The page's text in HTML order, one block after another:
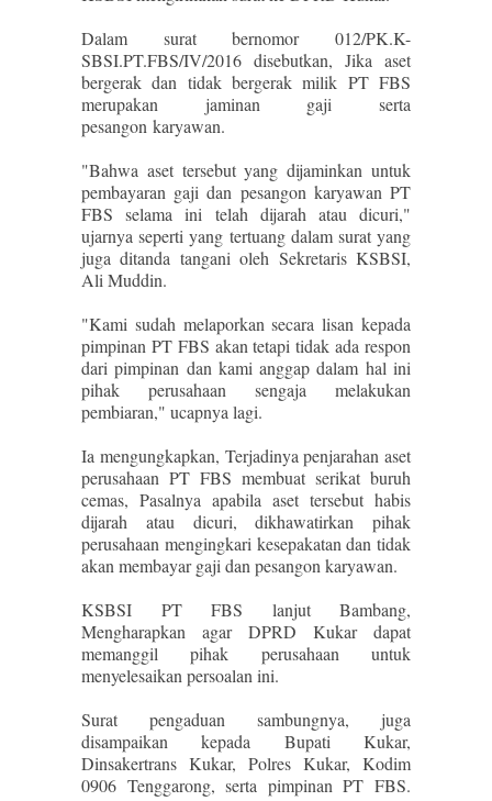
Dalam surat bernomor 012/PK.K-
SBSI.PT.FBS/IV/2016 disebutkan, Jika aset
bergerak dan tidak bergerak milik PT FBS
merupakan jaminan gaji serta
pesangon karyawan.
"Bahwa aset tersebut yang dijaminkan untuk
pembayaran gaji dan pesangon karyawan PT
FBS selama ini telah dijarah atau dicuri,"
ujarnya seperti yang tertuang dalam surat yang
juga ditanda tangani oleh Sekretaris KSBSI,
Ali Muddin.
"Kami sudah melaporkan secara lisan kepada
pimpinan PT FBS akan tetapi tidak ada respon
dari pimpinan dan kami anggap dalam hal ini
pihak perusahaan sengaja melakukan
pembiaran," ucapnya lagi.
Ia mengungkapkan, Terjadinya penjarahan aset
perusahaan PT FBS membuat serikat buruh
cemas, Pasalnya apabila aset tersebut habis
dijarah atau dicuri, dikhawatirkan pihak
perusahaan mengingkari kesepakatan dan tidak
akan membayar gaji dan pesangon karyawan.
KSBSI PT FBS lanjut Bambang,
Mengharapkan agar DPRD Kukar dapat
memanggil pihak perusahaan untuk
menyelesaikan persoalan ini.
Surat pengaduan sambungnya, juga
disampaikan kepada Bupati Kukar,
Dinsakertrans Kukar, Polres Kukar, Kodim
0906 Tenggarong, serta pimpinan PT FBS.